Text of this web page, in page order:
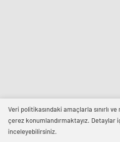
Veri politikasındaki amaçlarla sınırlı
çerez konumlandırmaktayız. Detaylar
inceleyebilirsiniz.